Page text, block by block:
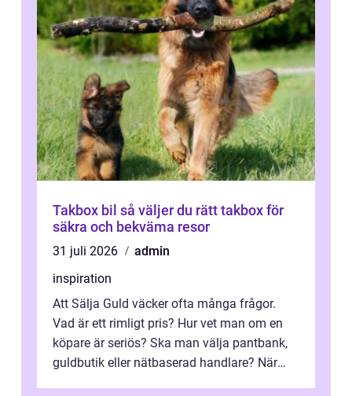
Takbox bil så väljer du rätt takbox för
säkra och bekväma resor
31 juli 2026
admin
inspiration
Att Sälja Guld väcker ofta många frågor.
Vad är ett rimligt pris? Hur vet man om en
köpare är seriös? Ska man välja pantbank,
guldbutik eller nätbaserad handlare? När